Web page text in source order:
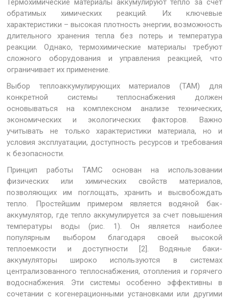
Термохимические материалы аккумулируют тепло за счёт
обратимых химических реакций. Их ключевые
характеристики – высокая плотность энергии, возможность
длительного хранения тепла без потерь и температура
реакции. Однако, термохимические материалы требуют
сложного оборудования и управления реакцией, что
ограничивает их применение.
Выбор теплоаккумулирующих материалов (ТАМ) для
конкретной системы теплоснабжения должен
основываться на комплексном анализе технических,
экономических и экологических факторов. Важно
учитывать не только характеристики материала, но и
условия эксплуатации, доступность ресурсов и требования
к безопасности.
Принцип работы ТАМС основан на использовании
физических или химических свойств материалов,
позволяющих им поглощать, хранить и высвобождать
тепло. Простейшим примером является водяной бак-
аккумулятор, где тепло аккумулируется за счет повышения
температуры воды (рис. 1). Он является наиболее
популярным выбором благодаря своей высокой
теплоемкости и доступности [2]. Водяные баки-
аккумуляторы широко используются в системах
централизованного теплоснабжения, отопления и горячего
водоснабжения. Эти системы особенно эффективны в
сочетании с когенерационными установками или другими